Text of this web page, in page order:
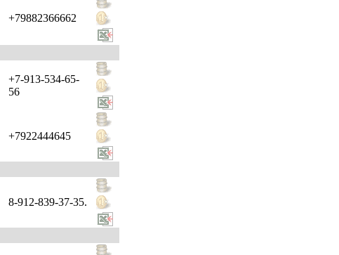
+79882366662
+7-913-534-65-
56
+7922444645
8-912-839-37-35.